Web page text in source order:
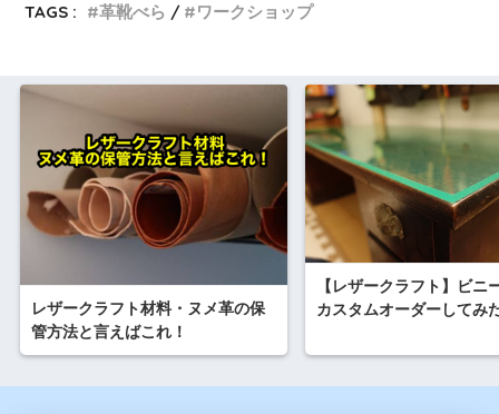
TAGS :
革靴べら ワークショップ
レザークラフト材料・ヌメ革の保
管方法と言えばこれ！
【レザークラフト】ビニ
カスタムオーダーしてみ